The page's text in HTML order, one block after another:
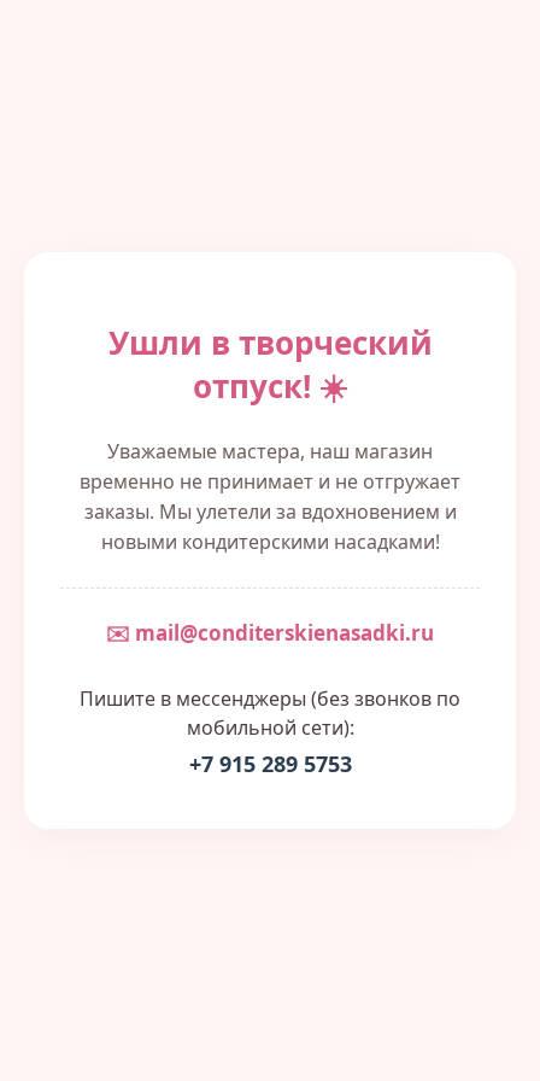
Ушли в творческий
отпуск! ☀️
Уважаемые мастера, наш магазин
временно не принимает и не отгружает
заказы. Мы улетели за вдохновением и
новыми кондитерскими насадками!
✉️ mail@conditerskienasadki.ru
Пишите в мессенджеры (без звонков по
мобильной сети):
+7 915 289 5753